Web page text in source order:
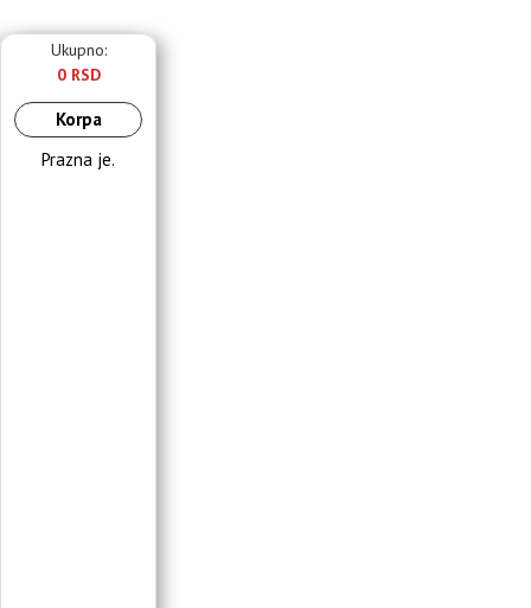
Ukupno:
0 RSD
Korpa
Prazna je.